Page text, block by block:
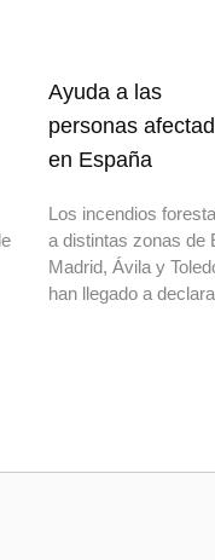
Ayuda a las
personas
en España
Los incendios
a distintas zonas de
Madrid, Ávila y
han llegado a